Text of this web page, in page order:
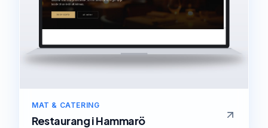
MAT & CATERING
RestaurangiHammarö